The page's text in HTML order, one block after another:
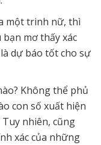
một trinh nữ, thì
mơ thấy xác
dự báo tốt cho sự
Không thể phủ
con số xuất hiện
nhiên, cũng
xác của những